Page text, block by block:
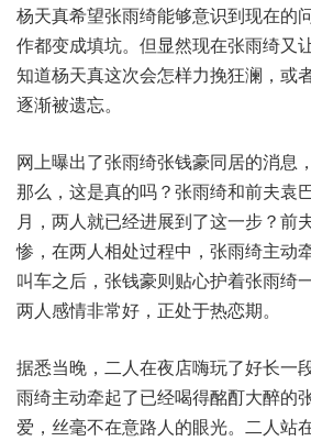
杨天真希望张雨绮能够意识到现在的
作都变成填坑。但显然现在张雨绮又
知道杨天真这次会怎样力挽狂澜，或
逐渐被遗忘。
网上曝出了张雨绮张钱豪同居的消息
那么，这是真的吗？张雨绮和前夫袁
月，两人就已经进展到了这一步？前
惨，在两人相处过程中，张雨绮主动
叫车之后，张钱豪则贴心护着张雨绮
两人感情非常好，正处于热恋期。
据悉当晚，二人在夜店嗨玩了好长一
雨绮主动牵起了已经喝得酩酊大醉的
爱，丝毫不在意路人的眼光。二人站